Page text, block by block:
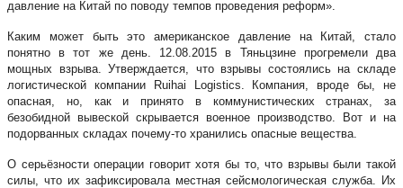
давление на Китай по поводу темпов проведения реформ».
Каким может быть это американское давление на Китай, стало
понятно в тот же день. 12.08.2015 в Тяньцзине прогремели два
мощных взрыва. Утверждается, что взрывы состоялись на складе
логистической компании Ruihai Logistics. Компания, вроде бы, не
опасная, но, как и принято в коммунистических странах, за
безобидной вывеской скрывается военное производство. Вот и на
подорванных складах почему-то хранились опасные вещества.
О серьёзности операции говорит хотя бы то, что взрывы были такой
силы, что их зафиксировала местная сейсмологическая служба. Их